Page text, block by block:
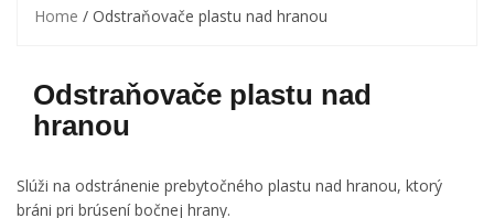
Home / Odstraňovače plastu nad hranou
Odstraňovače plastu nad
hranou
Slúži na odstránenie prebytočného plastu nad hranou, ktorý
bráni pri brúsení bočnej hrany.